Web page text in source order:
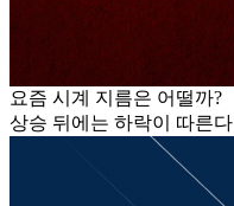
요즘 시계 지름은 어떨까?
상승 뒤에는 하락이 따른다